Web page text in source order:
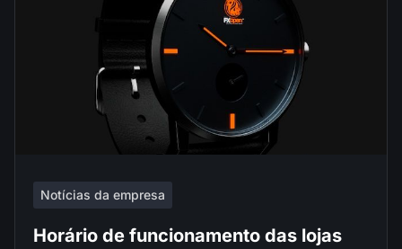
Notícias da empresa
Horário de funcionamento das lojas